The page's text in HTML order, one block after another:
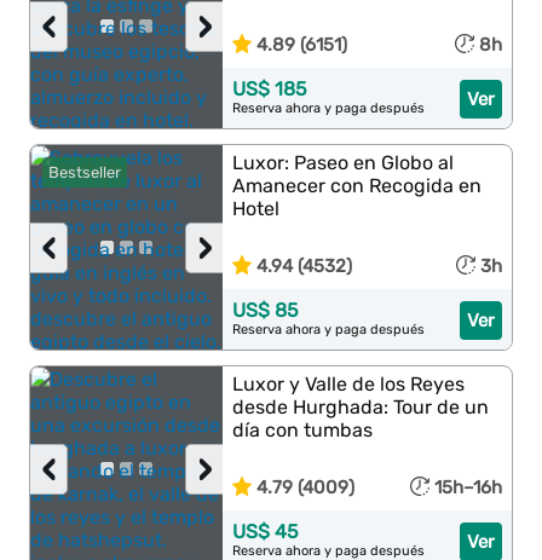
›
‹ 4.89 (6151) 8h
Ver
US$ 185
Reserva ahora y paga después
Bestseller
›
‹
Luxor: Paseo en Globo al
Amanecer con Recogida en
Hotel
4.94 (4532) 3h
Ver
US$ 85
Reserva ahora y paga después
›
‹
Luxor y Valle de los Reyes
desde Hurghada: Tour de un
día con tumbas
4.79 (4009) 15h–16h
Ver
US$ 45
Reserva ahora y paga después